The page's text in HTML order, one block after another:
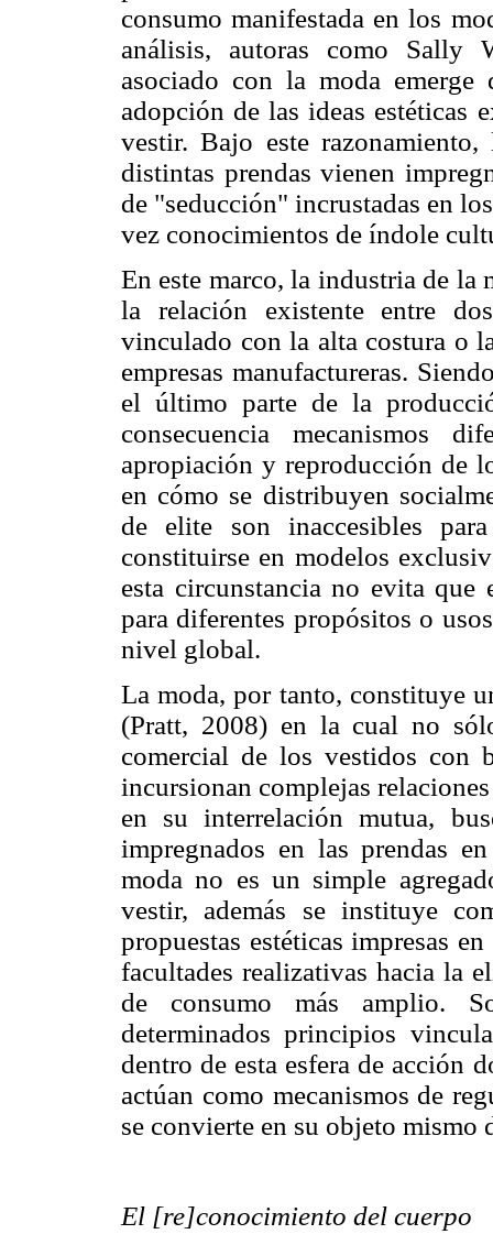
consumo manifestada en los
análisis, autoras como Sally
asociado con la moda
adopción de las ideas estéticas
vestir. Bajo este
distintas prendas vienen
de "seducción" incrustadas en
vez conocimientos de índole
En este marco, la industria de la
la relación existente entre
vinculado con la alta costura o
empresas manufactureras.
el último parte de la
consecuencia mecanismos
apropiación y reproducción de
en cómo se distribuyen
de elite son inaccesibles
constituirse en modelos
esta circunstancia no evita que
para diferentes propósitos o
nivel global.
La moda, por tanto, constituye
(Pratt, 2008) en la cual no
comercial de los vestidos con
incursionan complejas
en su interrelación mutua,
impregnados en las prendas
moda no es un simple
vestir, además se instituye
propuestas estéticas impresas
facultades realizativas hacia la
de consumo más amplio.
determinados principios
dentro de esta esfera de acción
actúan como mecanismos de
se convierte en su objeto mismo
El [re]conocimiento del cuerpo